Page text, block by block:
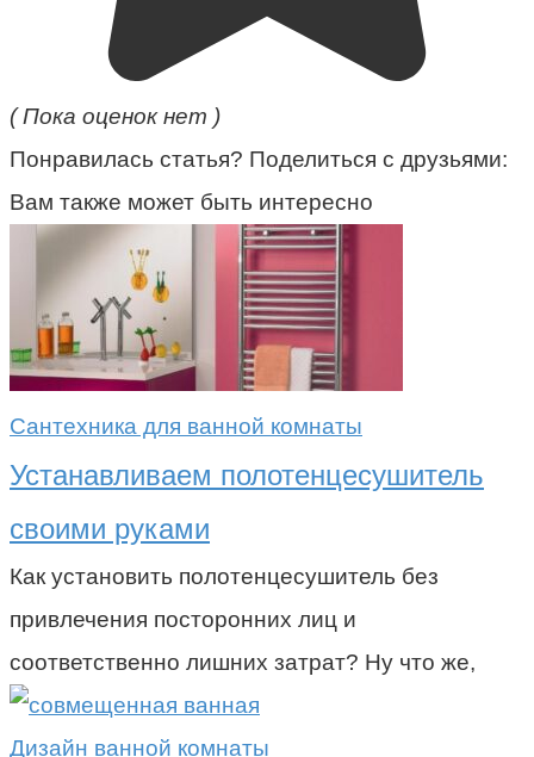
( Пока оценок нет )
Понравилась статья? Поделиться с друзьями:
Вам также может быть интересно
Сантехника для ванной комнаты
Устанавливаем полотенцесушитель
своими руками
Как установить полотенцесушитель без
привлечения посторонних лиц и
соответственно лишних затрат? Ну что же,
Дизайн ванной комнаты